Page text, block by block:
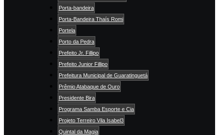
Porta-bandeira
Porta-Bandeira Thaís Romi
Portela
Porto da Pedra
Prefeito Jr. Fillipo
Prefeito Junior Fillipo
Prefeitura Municipal de Guaratinguetá
Prêmio Atabaque de Ouro
Presidente Bira
Programa Samba Esporte e Cia
Projeto Terreiro Vila Isabel3
Quintal da Magia